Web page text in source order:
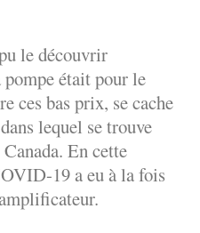
le découvrir
était pour le
ces bas prix, se cache
lequel se trouve
En cette
19 a eu à la fois